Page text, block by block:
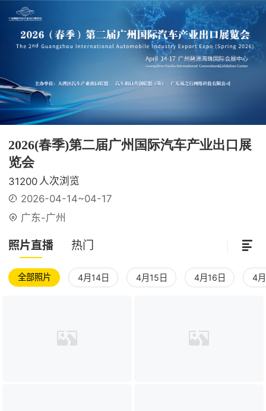
2026(春季)第二届广州国际汽车产业出口展
览会
31200 人次浏览
2026-04-14~04-17
广东-广州
照片直播 热门
全部照片 4月14日 4月15日 4月16日 4